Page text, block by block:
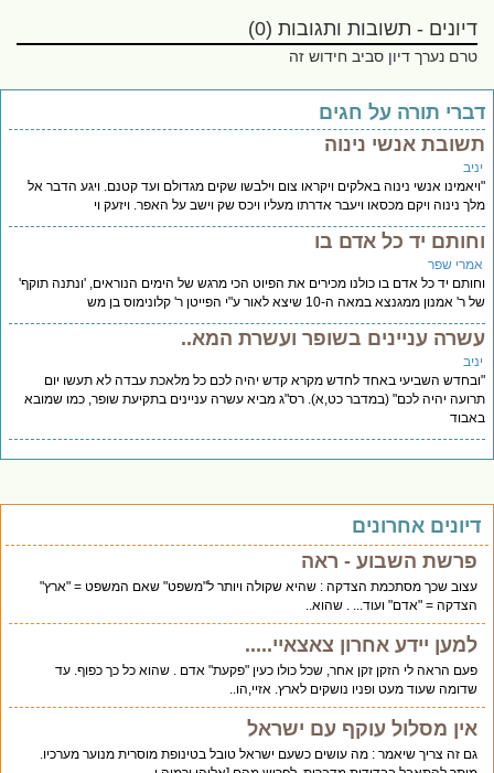
דיונים - תשובות ותגובות (0)
טרם נערך דיון סביב חידוש זה
תורה על חגים
אנשי נינוה
אנשי נינוה באלקים ויקראו צום וילבשו שקים מגדולם ועד קטנם. ויגע הדבר אל
נינוה ויקם מכסאו ויעבר אדרתו מעליו ויכס שק וישב על האפר. ויזעק וי
יד כל אדם בו
שפר
יד כל אדם בו כולנו מכירים את הפיוט הכי מרגש של הימים הנוראים, 'ונתנה תוקף'
אמנון ממגנצא במאה ה-10 שיצא לאור ע"י הפייטן ר' קלונימוס בן מש
עניינים בשופר ועשרת המא..
השביעי באחד לחדש מקרא קדש יהיה לכם כל מלאכת עבדה לא תעשו יום
יהיה לכם" (במדבר כט,א). רס"ג מביא עשרה עניינים בתקיעת שופר, כמו שמובא
אחרונים
פרשת השבוע - ראה
עצוב שכך מסתכמת הצדקה : שהיא שקולה ויותר ל"משפט" שאם המשפט = "ארץ"
הצדקה = "אדם" ועוד... . שהוא..
למען יידע אחרון צאצאיי.....
פעם הראה לי הזקן זקן אחר, שכל כולו כעין "פקעת" אדם . שהוא כל כך כפוף. עד
שדומה שעוד מעט ופניו נושקים לארץ. אזיי,הו..
אין מסלול עוקף עם ישראל
גם זה צריך שיאמר : מה עושים כשעם ישראל טובל בטינופת מוסרית מנוער מערכיו.